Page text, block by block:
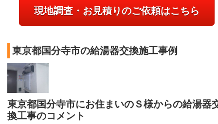
現地調査・お見積りのご依頼はこちら
東京都国分寺市の給湯器交換施工事例
東京都国分寺市にお住まいのＳ様からの給湯器
換工事のコメント